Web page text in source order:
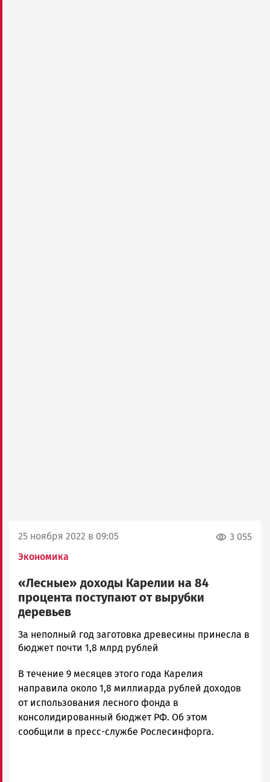
25 ноября 2022 в 09:05
Экономика
3 055
«Лесные» доходы Карелии на 84
процента поступают от вырубки
деревьев
Корректор
Новости
и
Карелии
|
Петрозаводск
ГОВОРИТ
За неполный год заготовка древесины принесла в
бюджет почти 1,8 млрд рублей
В течение 9 месяцев этого года Карелия
направила около 1,8 миллиарда рублей доходов
от использования лесного фонда в
консолидированный бюджет РФ. Об этом
сообщили в пресс-службе Рослесинфорга.